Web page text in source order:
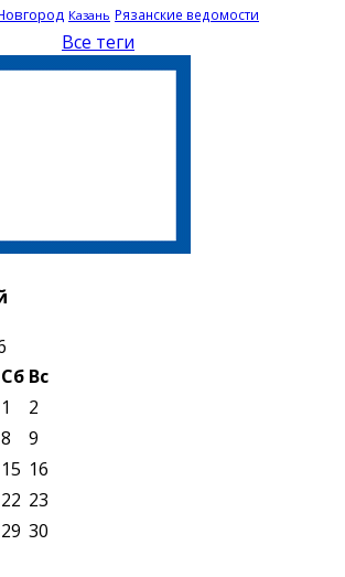
Казань Рязанские ведомости
Все теги
Сб Вс
1
2
8
9
15 16
22 23
29 30